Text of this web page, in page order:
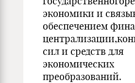
экономики и
обеспечением
сил и средств для
экономических
преобразований.